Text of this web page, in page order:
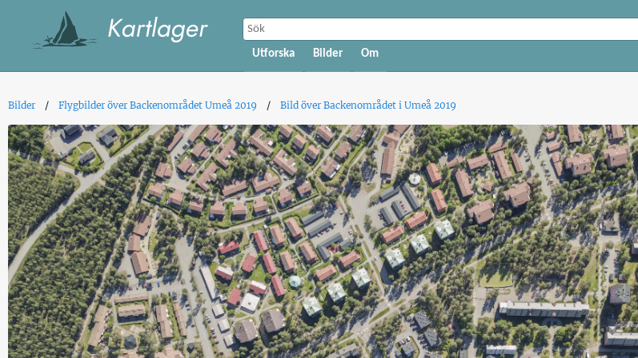
Utforska Bilder Om
Bilder Flygbilder över Backenområdet Umeå 2019 Bild över Backenområdet i Umeå 2019